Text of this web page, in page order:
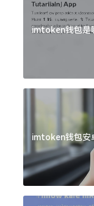
imtoken钱包是
imtoken钱包安